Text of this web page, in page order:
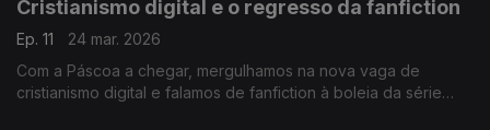
Cristianismo digital e o regresso da fanfiction
Ep. 11
24 mar. 2026
Com a Páscoa a chegar, mergulhamos na nova vaga de
cristianismo digital e falamos de fanfiction à boleia da série